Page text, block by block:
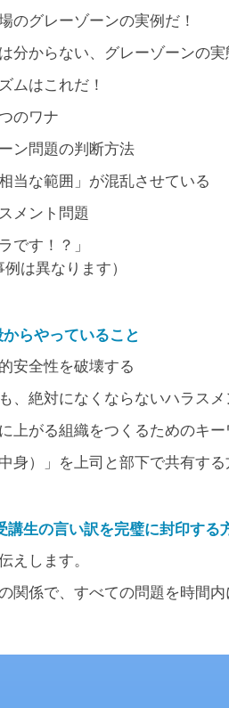
のグレーゾーンの実例だ！
分からない、グレーゾーンの実
ムはこれだ！
のワナ
ン問題の判断方法
当な範囲」が混乱させている
スメント問題
です！？」
は異なります）
らやっていること
安全性を破壊する
、絶対になくならないハラスメ
上がる組織をつくるためのキー
身）」を上司と部下で共有す
生の言い訳を完璧に封印する
えします。
関係で、すべての問題を時間